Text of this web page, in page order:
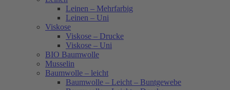
Leinen – Mehrfarbig
Leinen – Uni
Viskose
Viskose – Drucke
Viskose – Uni
BIO Baumwolle
Musselin
Baumwolle – leicht
Baumwolle – Leicht – Buntgewebe